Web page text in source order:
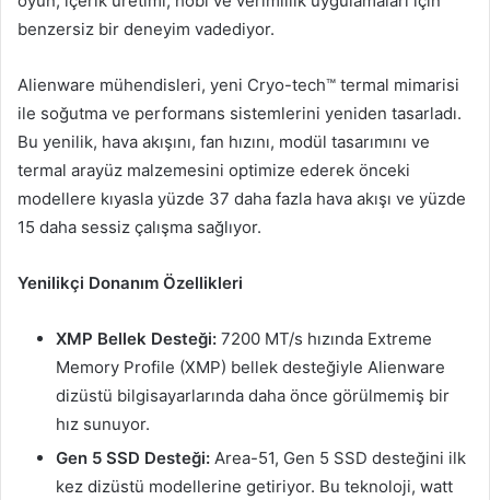
benzersiz bir deneyim vadediyor.
Alienware mühendisleri, yeni Cryo-tech™ termal mimarisi
ile soğutma ve performans sistemlerini yeniden tasarladı.
Bu yenilik, hava akışını, fan hızını, modül tasarımını ve
termal arayüz malzemesini optimize ederek önceki
modellere kıyasla yüzde 37 daha fazla hava akışı ve yüzde
15 daha sessiz çalışma sağlıyor.
Yenilikçi Donanım Özellikleri
XMP Bellek Desteği: 7200 MT/s hızında Extreme
Memory Profile (XMP) bellek desteğiyle Alienware
dizüstü bilgisayarlarında daha önce görülmemiş bir
hız sunuyor.
Gen 5 SSD Desteği: Area-51, Gen 5 SSD desteğini ilk
kez dizüstü modellerine getiriyor. Bu teknoloji, watt